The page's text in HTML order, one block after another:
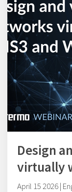
Design
virtually
April 15 2026 |